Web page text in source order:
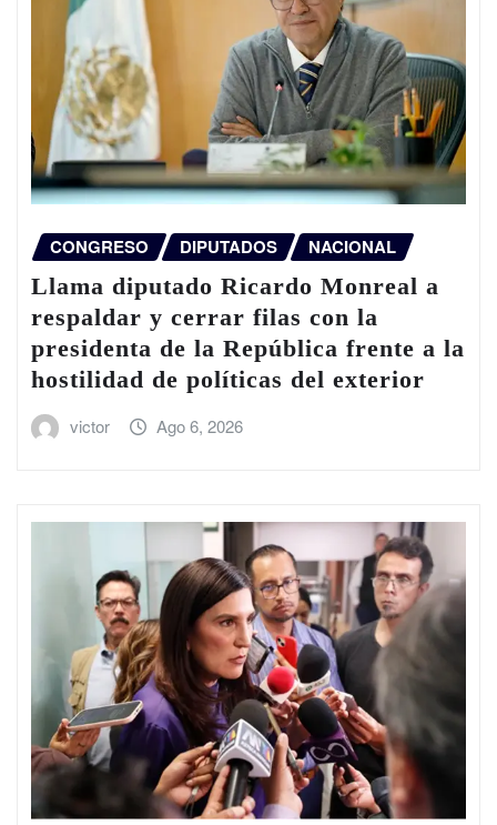
CONGRESO DIPUTADOS NACIONAL
Llama diputado Ricardo Monreal a
respaldar y cerrar filas con la
presidenta de la República frente a la
hostilidad de políticas del exterior
victor Ago 6, 2026